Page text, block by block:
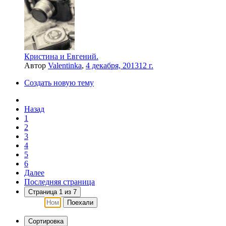
Кристина и Евгений.
Автор Valentinka, 4 декабря, 201312 г.
Создать новую тему
Назад
1
2
3
4
5
6
Далее
Последняя страница
Страница 1 из 7
Поехали
Сортировка